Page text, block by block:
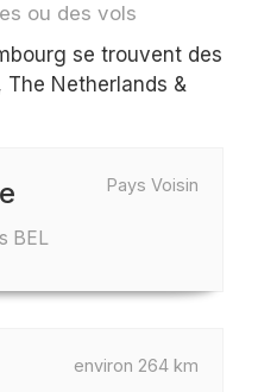
ou des vols
se trouvent des
The Netherlands &
Pays Voisin
BEL
environ 264 km